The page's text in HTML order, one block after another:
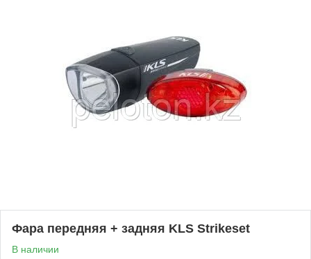
Фара передняя + задняя KLS Strikeset
В наличии